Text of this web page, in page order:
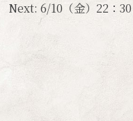
Next: 6/10（金）22：